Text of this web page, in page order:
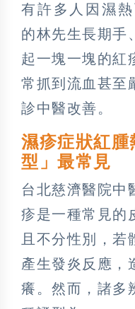
有許多人因濕
的林先生長期手
起一塊一塊的紅
常抓到流血甚至
診中醫改善。
濕疹症狀紅
型」最常見
台北慈濟醫院中
疹是一種常見的
且不分性別，若
產生發炎反應，
癢。然而，諸多